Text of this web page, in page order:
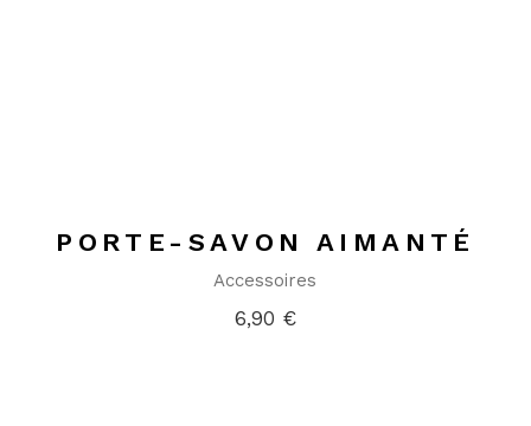
PORTE-SAVON AIMANTÉ
Accessoires
6,90 €